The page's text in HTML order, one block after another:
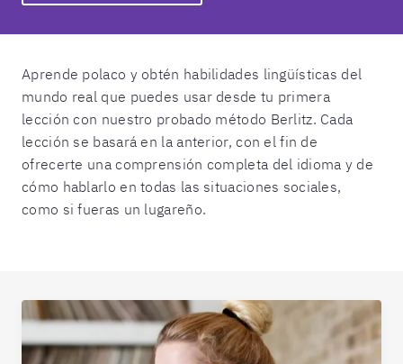
Aprende polaco y obtén habilidades lingüísticas del
mundo real que puedes usar desde tu primera
lección con nuestro probado método Berlitz. Cada
lección se basará en la anterior, con el fin de
ofrecerte una comprensión completa del idioma y de
cómo hablarlo en todas las situaciones sociales,
como si fueras un lugareño.